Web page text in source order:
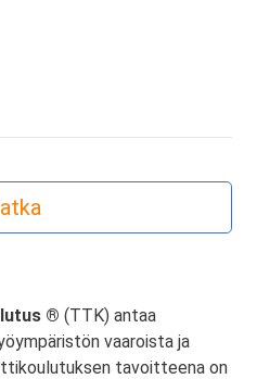
® (TTK) antaa
vaaroista ja
tavoitteena on